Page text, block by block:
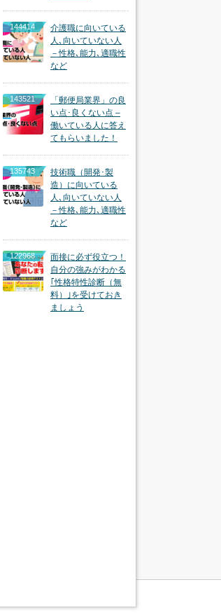
144414
介護職に向いている
人､向いていない人
－性格､能力､適職性
など
143521
「郵便局業界」の良
い点･良くない点 –
働いている人に答え
てもらいました！
135743
技術職（開発･製
造）に向いている
人､向いていない人
－性格､能力､適職性
など
122968
面接に必ず役立つ！
自分の強みがわかる
｢性格特性診断（無
料）｣を受けておき
ましょう